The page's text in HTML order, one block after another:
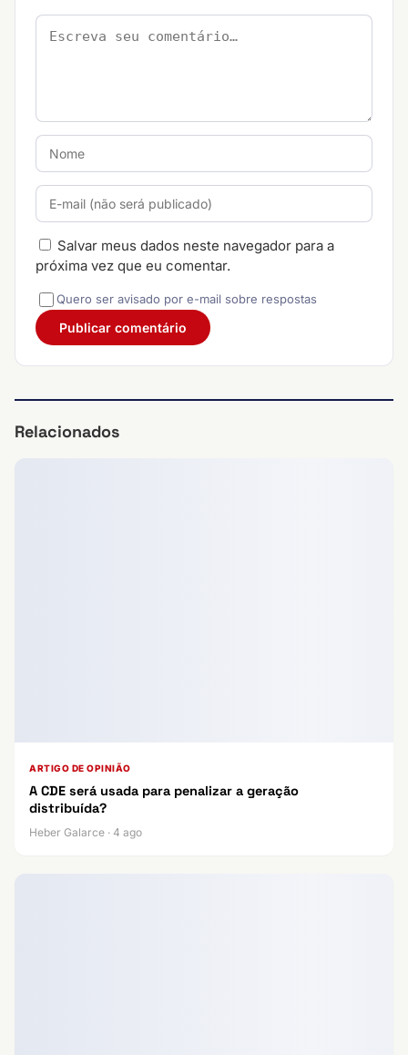
Salvar meus dados neste navegador para a
próxima vez que eu comentar.
Quero ser avisado por e-mail sobre respostas
Relacionados
ARTIGO DE OPINIÃO
A CDE será usada para penalizar a geração
distribuída?
Heber Galarce · 4 ago